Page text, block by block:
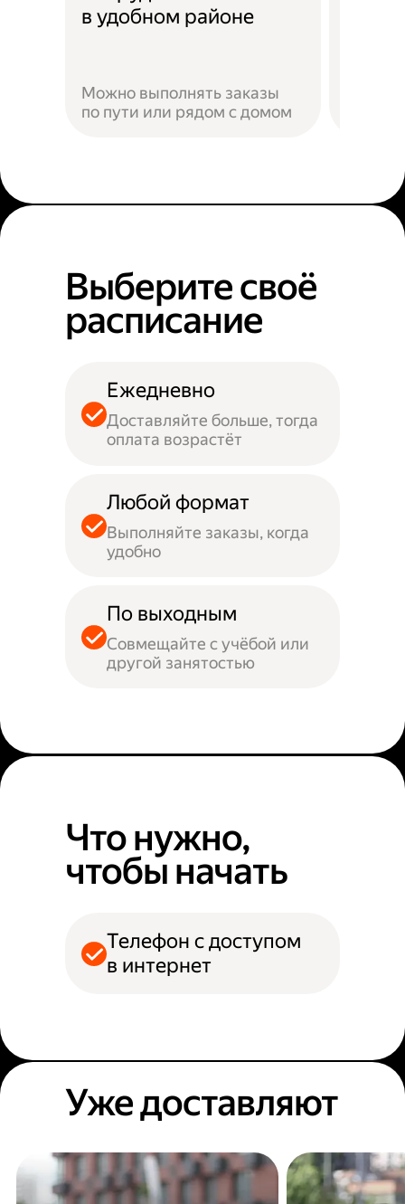
в удобном районе
Можно выполнять заказы
по пути или рядом с домом
Выберите своё
расписание
Ежедневно
Доставляйте больше, тогда
оплата возрастёт
Любой формат
Выполняйте заказы, когда
удобно
По выходным
Совмещайте с учёбой или
другой занятостью
Что нужно,
чтобы начать
Телефон с доступом
в интернет
Уже доставляют